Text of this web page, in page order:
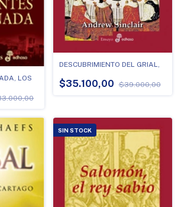
LOS
DESCUBRIMIENTO DEL GRIAL,
$35.100,00 $39.000,00
SIN STOCK